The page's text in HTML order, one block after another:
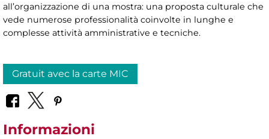
all’organizzazione di una mostra: una proposta culturale che
vede numerose professionalità coinvolte in lunghe e
complesse attività amministrative e tecniche.
Gratuit avec la carte MIC
Informazioni